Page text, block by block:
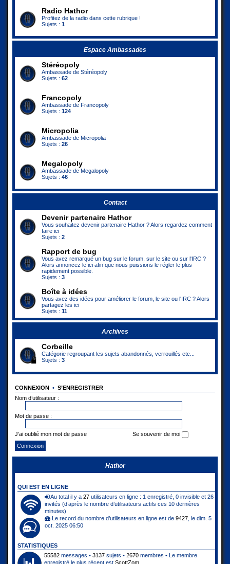
Radio Hathor
Profitez de la radio dans cette rubrique !
Sujets : 1
Espace Ambassades
Stéréopoly
Ambassade de Stéréopoly
Sujets : 62
Francopoly
Ambassade de Francopoly
Sujets : 124
Micropolia
Ambassade de Micropolia
Sujets : 26
Megalopoly
Ambassade de Megalopoly
Sujets : 46
Contact
Devenir partenaire Hathor
Vous souhaitez devenir partenaire Hathor ? Alors regardez comment
faire ici
Sujets : 2
Rapport de bug
Vous avez remarqué un bug sur le forum, sur le site ou sur l'IRC ?
Alors annoncez le ici afin que nous puissions le régler le plus
rapidement possible.
Sujets : 3
Boîte à idées
Vous avez des idées pour améliorer le forum, le site ou l'IRC ? Alors
partagez les ici
Sujets : 11
Archives
Corbeille
Catégorie regroupant les sujets abandonnés, verrouillés etc...
Sujets : 3
CONNEXION • S’ENREGISTRER
Nom d’utilisateur :
Mot de passe :
J’ai oublié mon mot de passe Se souvenir de moi
Hathor
QUI EST EN LIGNE
Au total il y a 27 utilisateurs en ligne : 1 enregistré, 0 invisible et 26
invités (d’après le nombre d’utilisateurs actifs ces 10 dernières
minutes)
Le record du nombre d’utilisateurs en ligne est de 9427 , le dim. 5
oct. 2025 06:50
STATISTIQUES
55582 messages • 3137 sujets • 2670 membres • Le membre
enregistré le plus récent est ScottZom